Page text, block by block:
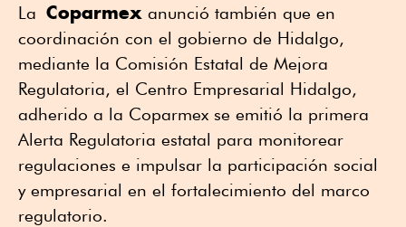
La Coparmex anunció también que en
coordinación con el gobierno de Hidalgo,
mediante la Comisión Estatal de Mejora
Regulatoria, el Centro Empresarial Hidalgo,
adherido a la Coparmex se emitió la primera
Alerta Regulatoria estatal para monitorear
regulaciones e impulsar la participación social
y empresarial en el fortalecimiento del marco
regulatorio.